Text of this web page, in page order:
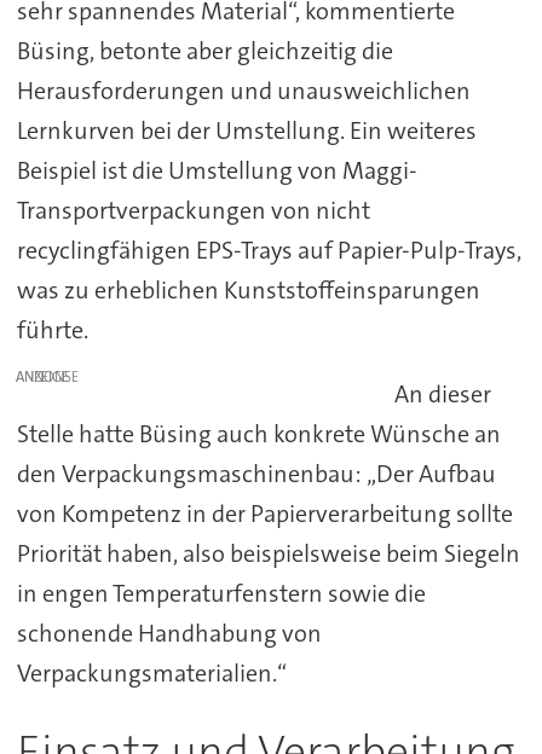
sehr spannendes Material“, kommentierte
Büsing, betonte aber gleichzeitig die
Herausforderungen und unausweichlichen
Lernkurven bei der Umstellung. Ein weiteres
Beispiel ist die Umstellung von Maggi-
Transportverpackungen von nicht
recyclingfähigen EPS-Trays auf Papier-Pulp-Trays,
was zu erheblichen Kunststoffeinsparungen
führte.
ANZEIGE
An dieser
Stelle hatte Büsing auch konkrete Wünsche an
den Verpackungsmaschinenbau: „Der Aufbau
von Kompetenz in der Papierverarbeitung sollte
Priorität haben, also beispielsweise beim Siegeln
in engen Temperaturfenstern sowie die
schonende Handhabung von
Verpackungsmaterialien.“